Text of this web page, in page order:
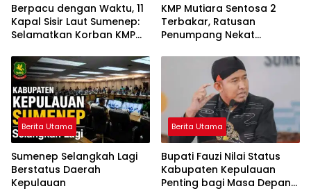
Berpacu dengan Waktu, 11
Kapal Sisir Laut Sumenep:
Selamatkan Korban KMP
KMP Mutiara Sentosa 2
Terbakar, Ratusan
Penumpang Nekat
Berita Utama
Sumenep Selangkah Lagi
Berstatus Daerah
Kepulauan
Berita Utama
Bupati Fauzi Nilai Status
Kabupaten Kepulauan
Penting bagi Masa Depan